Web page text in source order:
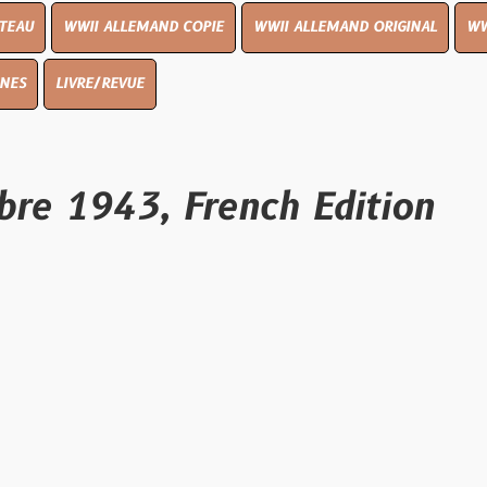
ALLEMAND COPIE WWII ALLEMAND ORIGINAL WWII UK
French Edition